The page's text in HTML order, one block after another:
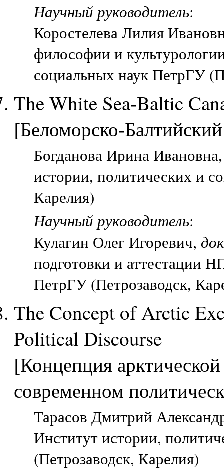
Научный руководитель:
Коростелева Лилия
философии и
социальных наук ПетрГУ
The White Sea-Baltic
[Беломорско-
Богданова Ирина
истории, политических и
Карелия)
Научный руководитель:
Кулагин Олег Игоревич,
подготовки и аттестации
ПетрГУ (Петрозаводск,
The Concept of Arctic
Political Discourse
[Концепция
современном
Тарасов Дмитрий
Институт истории,
(Петрозаводск, Карелия)